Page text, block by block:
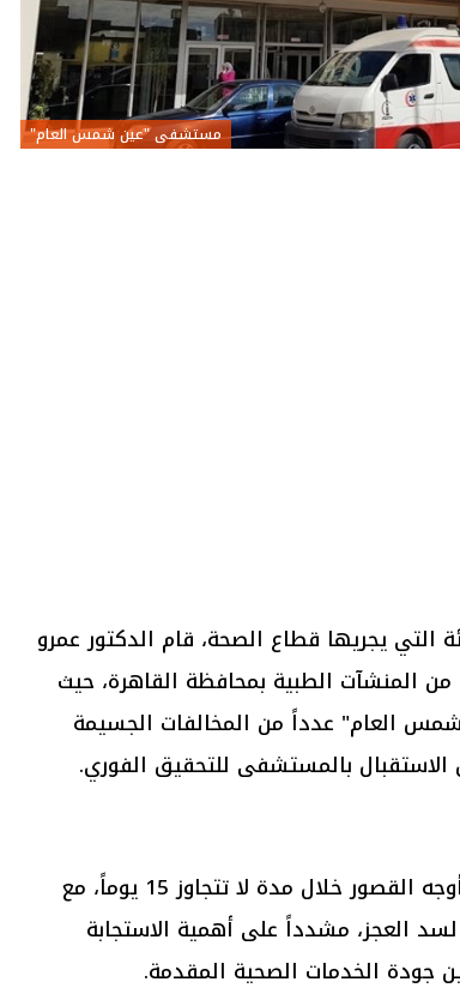
مستشفى "عين شمس العام"
التي يجريها قطاع الصحة، قام الدكتور عمرو
من المنشآت الطبية بمحافظة القاهرة، حيث
العام" عدداً من المخالفات الجسيمة
الاستقبال بالمستشفى للتحقيق الفوري.
كما وجّه نائب الوزير بسرعة تلافي أوجه القصور خلال مدة لا تتجاوز 15 يوماً، مع
العجز، مشدداً على أهمية الاستجابة
جودة الخدمات الصحية المقدمة.